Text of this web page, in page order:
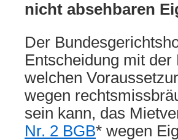
nicht absehbaren
Der
Entscheidung mit
welchen
wegen
sein kann, das
Nr. 2 BGB* wegen